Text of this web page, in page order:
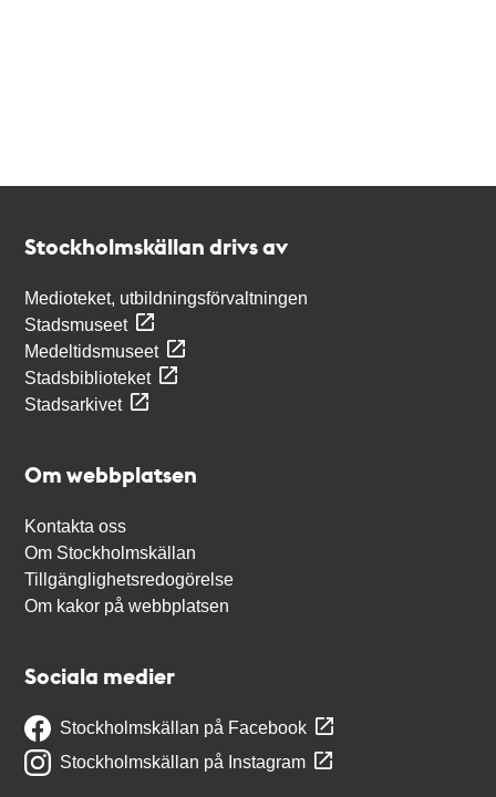
Stockholmskällan drivs av
Medioteket, utbildningsförvaltningen
Stadsmuseet
Medeltidsmuseet
Stadsbiblioteket
Stadsarkivet
Om webbplatsen
Kontakta oss
Om Stockholmskällan
Tillgänglighetsredogörelse
Om kakor på webbplatsen
Sociala medier
Stockholmskällan på Facebook
Stockholmskällan på Instagram